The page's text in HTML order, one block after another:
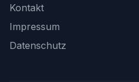
Kontakt
Impressum
Datenschutz